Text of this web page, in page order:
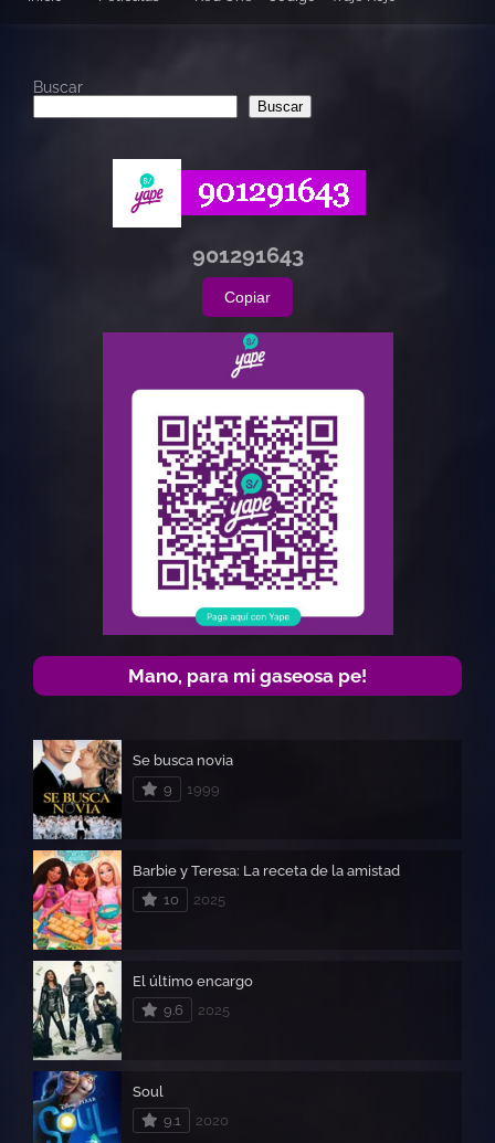
Buscar
Buscar
901291643
Copiar
Mano, para mi gaseosa pe!
Se busca novia
9
1999
Barbie y Teresa: La receta de la amistad
10
2025
El último encargo
9.6
2025
Soul
9.1
2020